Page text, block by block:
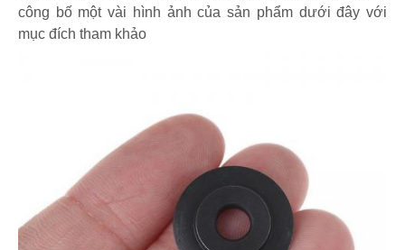
công bố một vài hình ảnh của sản phẩm dưới đây với
mục đích tham khảo